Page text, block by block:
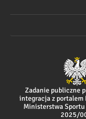
Zadanie publiczne
integracja z portalem
Ministerstwa
2025/